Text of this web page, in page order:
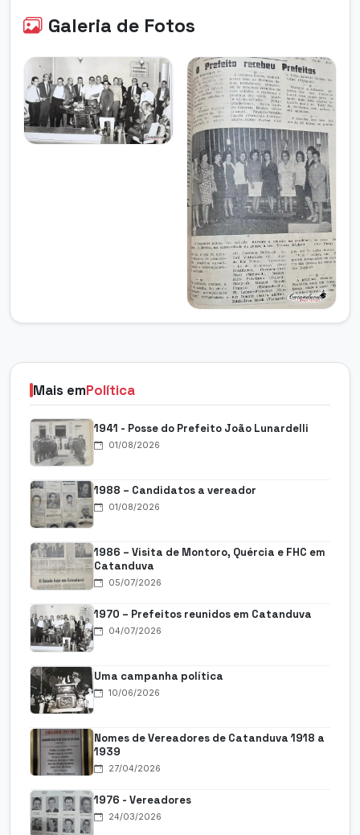
Galeria de Fotos
Mais emPolítica
1941 - Posse do Prefeito João Lunardelli
01/08/2026
1988 – Candidatos a vereador
01/08/2026
1986 – Visita de Montoro, Quércia e FHC em
Catanduva
05/07/2026
1970 – Prefeitos reunidos em Catanduva
04/07/2026
Uma campanha política
10/06/2026
Nomes de Vereadores de Catanduva 1918 a
1939
27/04/2026
1976 - Vereadores
24/03/2026